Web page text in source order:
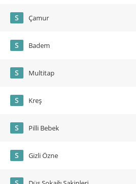
S Çamur
S Badem
S Multitap
S Kreş
S Pilli Bebek
S Gizli Özne